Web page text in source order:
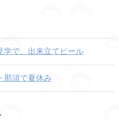
学で、出来立てビール
那須で夏休み